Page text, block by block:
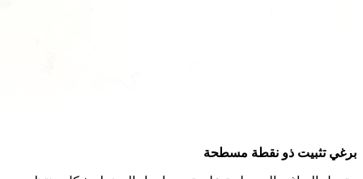
برغي تثبيت ذو نقطة مسطحة